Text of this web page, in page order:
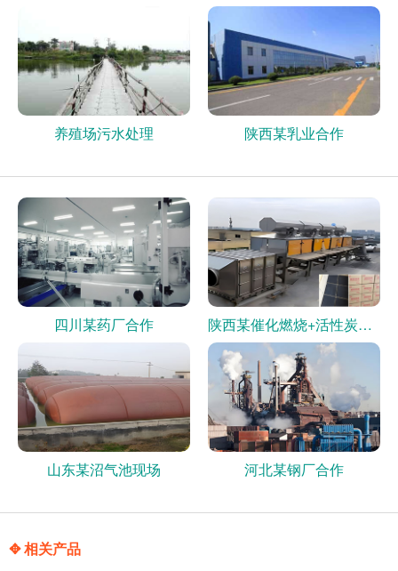
养殖场污水处理 陕西某乳业合作
四川某药厂合作 陕西某催化燃烧+活性炭现场
山东某沼气池现场 河北某钢厂合作
✥ 相关产品